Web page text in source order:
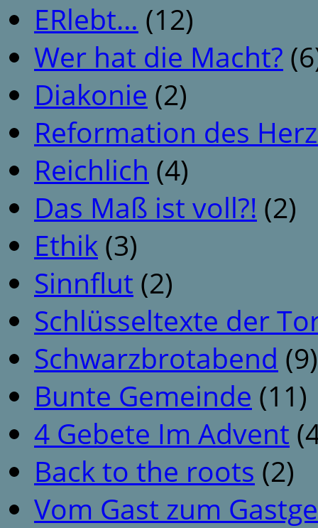
ERlebt… (12)
Wer hat die Macht?
Diakonie (2)
Reformation des
Reichlich (4)
Das Maß ist voll?! (2)
Ethik (3)
Sinnflut (2)
Schlüsseltexte der
Schwarzbrotabend (9)
Bunte Gemeinde (11)
4 Gebete Im Advent
Back to the roots (2)
Vom Gast zum